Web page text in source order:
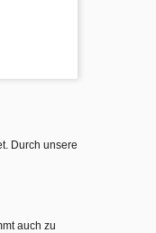
Durch unsere
auch zu